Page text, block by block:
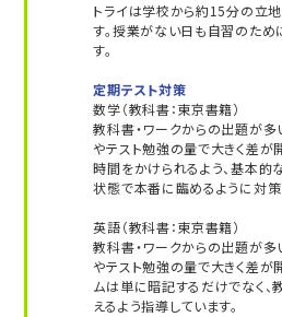
トライは学校から約15分の立地
す。授業がない日も自習のた
す。
定期テスト対策
数学（教科書：東京書籍）
教科書・ワークからの出題が
やテスト勉強の量で大きく差が
時間をかけられるよう、基本
状態で本番に臨めるように対策
英語（教科書：東京書籍）
教科書・ワークからの出題が
やテスト勉強の量で大きく差が
ムは単に暗記するだけでなく、
えるよう指導しています。